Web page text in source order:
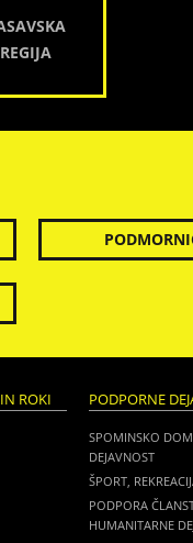
REGIJA
ROKI PODPORNE
SPOMINSKO
DEJAVNOST
ŠPORT,
PODPORA
HUMANITARNE